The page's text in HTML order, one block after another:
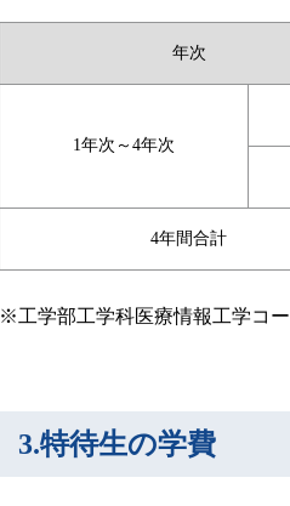
年次
1年次～4年次
4年間合計
※工学部工学科医療情報工学コ
3.特待生の学費